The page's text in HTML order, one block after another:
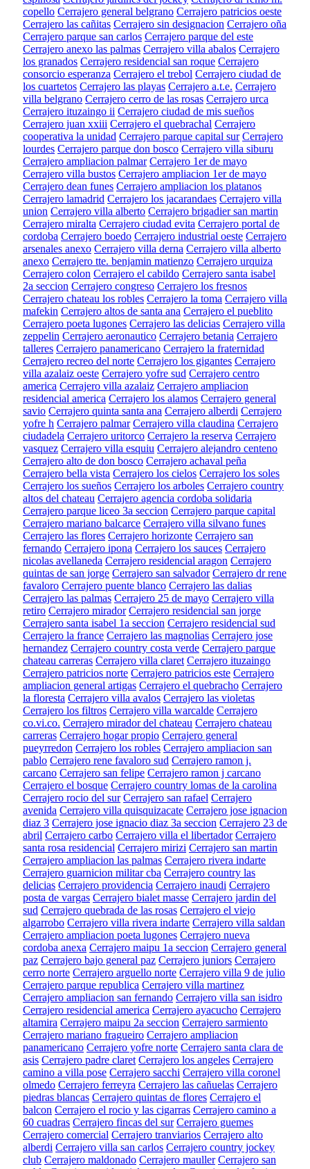
copello Cerrajero general belgrano Cerrajero patricios oeste
Cerrajero las cañitas Cerrajero sin designacion Cerrajero oña
Cerrajero parque san carlos Cerrajero parque del este
Cerrajero anexo las palmas Cerrajero villa abalos Cerrajero
los granados Cerrajero residencial san roque Cerrajero
consorcio esperanza Cerrajero el trebol Cerrajero ciudad de
los cuartetos Cerrajero las playas Cerrajero a.t.e. Cerrajero
villa belgrano Cerrajero cerro de las rosas Cerrajero urca
Cerrajero ituzaingo ii Cerrajero ciudad de mis sueños
Cerrajero juan xxiii Cerrajero el quebrachal Cerrajero
cooperativa la unidad Cerrajero parque capital sur Cerrajero
lourdes Cerrajero parque don bosco Cerrajero villa siburu
Cerrajero ampliacion palmar Cerrajero 1er de mayo
Cerrajero villa bustos Cerrajero ampliacion 1er de mayo
Cerrajero dean funes Cerrajero ampliacion los platanos
Cerrajero lamadrid Cerrajero los jacarandaes Cerrajero villa
union Cerrajero villa alberto Cerrajero brigadier san martin
Cerrajero miralta Cerrajero ciudad evita Cerrajero portal de
cordoba Cerrajero boedo Cerrajero industrial oeste Cerrajero
arsenales anexo Cerrajero villa derna Cerrajero villa alberto
anexo Cerrajero tte. benjamin matienzo Cerrajero urquiza
Cerrajero colon Cerrajero el cabildo Cerrajero santa isabel
2a seccion Cerrajero congreso Cerrajero los fresnos
Cerrajero chateau los robles Cerrajero la toma Cerrajero villa
mafekin Cerrajero altos de santa ana Cerrajero el pueblito
Cerrajero poeta lugones Cerrajero las delicias Cerrajero villa
zeppelin Cerrajero aeronautico Cerrajero betania Cerrajero
talleres Cerrajero panamericano Cerrajero la fraternidad
Cerrajero recreo del norte Cerrajero los gigantes Cerrajero
villa azalaiz oeste Cerrajero yofre sud Cerrajero centro
america Cerrajero villa azalaiz Cerrajero ampliacion
residencial america Cerrajero los alamos Cerrajero general
savio Cerrajero quinta santa ana Cerrajero alberdi Cerrajero
yofre h Cerrajero palmar Cerrajero villa claudina Cerrajero
ciudadela Cerrajero uritorco Cerrajero la reserva Cerrajero
vasquez Cerrajero villa esquiu Cerrajero alejandro centeno
Cerrajero alto de don bosco Cerrajero achaval peña
Cerrajero bella vista Cerrajero los cielos Cerrajero los soles
Cerrajero los sueños Cerrajero los arboles Cerrajero country
altos del chateau Cerrajero agencia cordoba solidaria
Cerrajero parque liceo 3a seccion Cerrajero parque capital
Cerrajero mariano balcarce Cerrajero villa silvano funes
Cerrajero las flores Cerrajero horizonte Cerrajero san
fernando Cerrajero ipona Cerrajero los sauces Cerrajero
nicolas avellaneda Cerrajero residencial aragon Cerrajero
quintas de san jorge Cerrajero san salvador Cerrajero dr rene
favaloro Cerrajero puente blanco Cerrajero las dalias
Cerrajero las palmas Cerrajero 25 de mayo Cerrajero villa
retiro Cerrajero mirador Cerrajero residencial san jorge
Cerrajero santa isabel 1a seccion Cerrajero residencial sud
Cerrajero la france Cerrajero las magnolias Cerrajero jose
hernandez Cerrajero country costa verde Cerrajero parque
chateau carreras Cerrajero villa claret Cerrajero ituzaingo
Cerrajero patricios norte Cerrajero patricios este Cerrajero
ampliacion general artigas Cerrajero el quebracho Cerrajero
la floresta Cerrajero villa avalos Cerrajero las violetas
Cerrajero los filtros Cerrajero villa warcalde Cerrajero
co.vi.co. Cerrajero mirador del chateau Cerrajero chateau
carreras Cerrajero hogar propio Cerrajero general
pueyrredon Cerrajero los robles Cerrajero ampliacion san
pablo Cerrajero rene favaloro sud Cerrajero ramon j.
carcano Cerrajero san felipe Cerrajero ramon j carcano
Cerrajero el bosque Cerrajero country lomas de la carolina
Cerrajero rocio del sur Cerrajero san rafael Cerrajero
avenida Cerrajero villa quisquizacate Cerrajero jose ignacion
diaz 3 Cerrajero jose ignacio diaz 3a seccion Cerrajero 23 de
abril Cerrajero carbo Cerrajero villa el libertador Cerrajero
santa rosa residencial Cerrajero mirizi Cerrajero san martin
Cerrajero ampliacion las palmas Cerrajero rivera indarte
Cerrajero guarnicion militar cba Cerrajero country las
delicias Cerrajero providencia Cerrajero inaudi Cerrajero
posta de vargas Cerrajero bialet masse Cerrajero jardin del
sud Cerrajero quebrada de las rosas Cerrajero el viejo
algarrobo Cerrajero villa rivera indarte Cerrajero villa saldan
Cerrajero ampliacion poeta lugones Cerrajero nueva
cordoba anexa Cerrajero maipu 1a seccion Cerrajero general
paz Cerrajero bajo general paz Cerrajero juniors Cerrajero
cerro norte Cerrajero arguello norte Cerrajero villa 9 de julio
Cerrajero parque republica Cerrajero villa martinez
Cerrajero ampliacion san fernando Cerrajero villa san isidro
Cerrajero residencial america Cerrajero ayacucho Cerrajero
altamira Cerrajero maipu 2a seccion Cerrajero sarmiento
Cerrajero mariano fragueiro Cerrajero ampliacion
panamericano Cerrajero yofre norte Cerrajero santa clara de
asis Cerrajero padre claret Cerrajero los angeles Cerrajero
camino a villa pose Cerrajero sacchi Cerrajero villa coronel
olmedo Cerrajero ferreyra Cerrajero las cañuelas Cerrajero
piedras blancas Cerrajero quintas de flores Cerrajero el
balcon Cerrajero el rocio y las cigarras Cerrajero camino a
60 cuadras Cerrajero fincas del sur Cerrajero guemes
Cerrajero comercial Cerrajero tranviarios Cerrajero alto
alberdi Cerrajero villa san carlos Cerrajero country jockey
club Cerrajero maldonado Cerrajero mauller Cerrajero san